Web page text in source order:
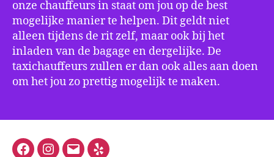
onze chauffeurs in staat om jou op de best
mogelijke manier te helpen. Dit geldt niet
alleen tijdens de rit zelf, maar ook bij het
inladen van de bagage en dergelijke. De
taxichauffeurs zullen er dan ook alles aan doen
om het jou zo prettig mogelijk te maken.